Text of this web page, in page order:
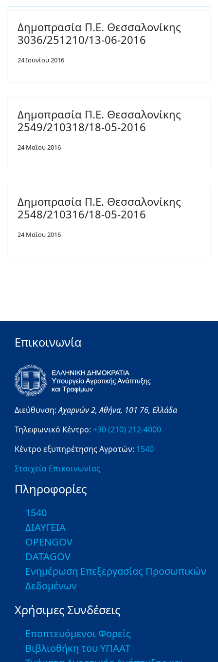
Δημοπρασία Π.Ε. Θεσσαλονίκης
3036/251210/13-06-2016
24 Ιουνίου 2016
Δημοπρασία Π.Ε. Θεσσαλονίκης
2549/210318/18-05-2016
24 Μαΐου 2016
Δημοπρασία Π.Ε. Θεσσαλονίκης
2548/210316/18-05-2016
24 Μαΐου 2016
Επικοινωνία
Διεύθυνση:Αχαρνών 2,Αθήνα, 101 76, Ελλάδα
Τηλεφωνικό Κέντρο: +30 (210) 212-4000
Κέντρο εξυπηρέτησης Αγροτών: 1540
Στοιχεία Επικοινωνίας
Πληροφορίες
1540
ΔΙΑΥΓΕΙΑ
OPENGOV
DATAGOV
Ενημέρωση Επεξεργασίας Προσωπικών
Δεδομένων
Χρήσιμες Συνδέσεις
Εποπτευόμενοι Φορείς
Βιβλιοθήκη του ΥΠΑΑΤ